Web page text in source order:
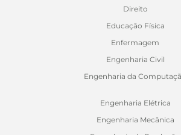
Direito
Educação Física
Enfermagem
Engenharia Civil
Engenharia da
Engenharia Elétrica
Engenharia Mecânica